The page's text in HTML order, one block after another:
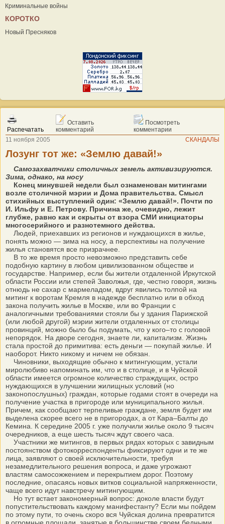
Криминальные войны
КОРОТКО
Новый Пресняков
Распечатать
Оставить
комментарий
Посмотреть
комментарии
11 ноября 2005
СКАНДАЛЫ
Лозунг тот же: «Землю давай!»
Самозахватчики столичных земель активизируются.
Зима, однако, на носу
Конец минувшей недели был ознаменован митингами
возле столичной мэрии и Дома правительства. Смысл
стихийных выступлений один: «Землю давай!». Почти по
И. Ильфу и Е. Петрову. Причина же, очевидно, лежит
глубже, равно как и скрыты от взора СМИ инициаторы
многосерийного и разнотемного действа.
Людей, приехавших из регионов и нуждающихся в жилье,
понять можно — зима на носу, а перспективы на получение
жилья становятся все призрачнее.
В то же время просто невозможно представить себе
подобную картину в любом цивилизованном обществе и
государстве. Например, если бы жители отдаленной Иркутской
области России или степей Заволжья, где, честно говоря, жизнь
отнюдь не сахар с мармеладом, вдруг явились толпой на
митинг к воротам Кремля в надежде бесплатно или в обход
закона получить жилье в Москве, или во Франции с
аналогичными требованиями стояли бы у здания Парижской
(или любой другой) мэрии жители отдаленных от столицы
провинций, можно было бы подумать, что у кого–то с головой
непорядок. На дворе сегодня, знаете ли, капитализм. Жизнь
стала простой до примитива: есть деньги — покупай жилье. И
наоборот. Никто никому и ничем не обязан.
Чиновники, выходящие обычно к митингующим, устали
миролюбиво напоминать им, что и в столице, и в Чуйской
области имеется огромное количество страждущих, остро
нуждающихся в улучшении жилищных условий (но
законопослушных) граждан, которые годами стоят в очереди на
получение участка в пригороде или муниципального жилья.
Причем, как сообщают терпеливые граждане, земля будет им
выделена скорее всего не в пригородах, а от Кара–Балты до
Кемина. К середине 2005 г. уже получили жилье около 9 тысяч
очередников, а еще шесть тысяч ждут своего часа.
Участники же митингов, в первых рядах которых с завидным
постоянством фотокорреспонденты фиксируют одни и те же
лица, заявляют о своей исключительности, требуя
незамедлительного решения вопроса, и даже угрожают
властям самосожжением и перекрытием дорог. Поэтому
последние, опасаясь новых витков социальной напряженности,
чаще всего идут навстречу митингующим.
Но тут встает закономерный вопрос: доколе власти будут
попустительствовать каждому манифестанту? Если мы пойдем
по этому пути, то очень скоро вся Чуйская долина превратится